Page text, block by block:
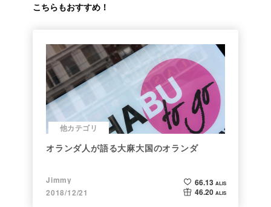
こちらもおすすめ！
他カテゴリ
オランダ人が語る大麻大国のオランダ
Jimmy
2018/12/21
66.13 ALIS
46.20 ALIS